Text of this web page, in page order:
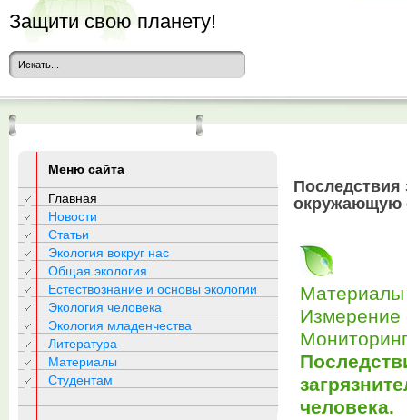
Защити свою планету!
Меню сайта
Главная
Новости
Статьи
Экология вокруг нас
Общая экология
Естествознание и основы экологии
Экология человека
Экология младенчества
Литература
Материалы
Студентам
Последствия
окружающую
Материалы
Измерение
человека.